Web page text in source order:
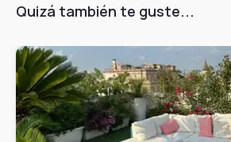
Quizá también te guste...